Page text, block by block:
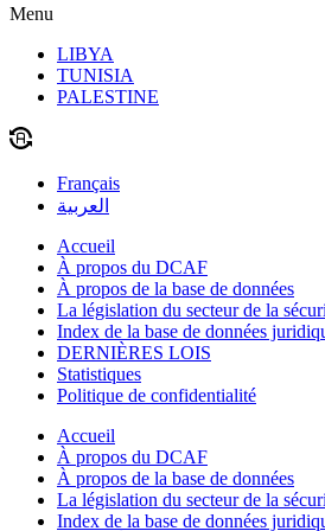
Menu
LIBYA
TUNISIA
PALESTINE
Français
العربية
Accueil
À propos du DCAF
À propos de la base de données
La législation du secteur de la
Index de la base de données
DERNIÈRES LOIS
Statistiques
Politique de confidentialité
Accueil
À propos du DCAF
À propos de la base de données
La législation du secteur de la
Index de la base de données